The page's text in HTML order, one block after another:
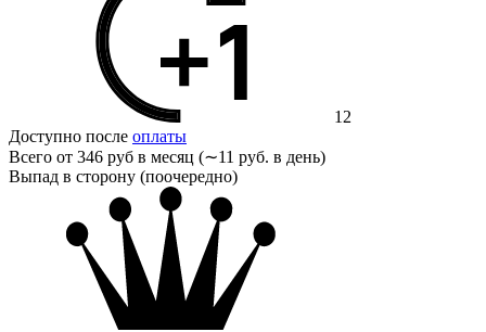
12
Доступно после оплаты
Всего от 346 руб в месяц (∼11 руб. в день)
Выпад в сторону (поочередно)